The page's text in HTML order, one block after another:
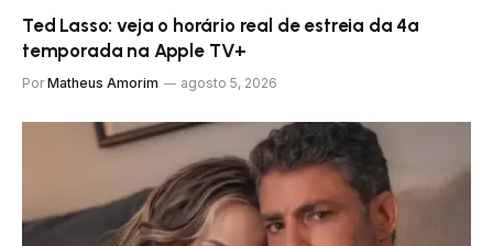
Ted Lasso: veja o horário real de estreia da 4ª
temporada na Apple TV+
Por Matheus Amorim agosto 5, 2026